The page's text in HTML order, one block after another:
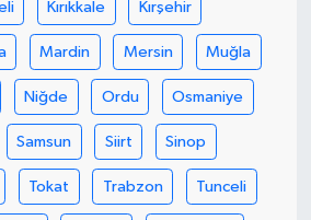
Kırıkkale Kırşehir
Mardin Mersin Muğla
Niğde Ordu Osmaniye
Samsun Siirt Sinop
Tokat Trabzon Tunceli